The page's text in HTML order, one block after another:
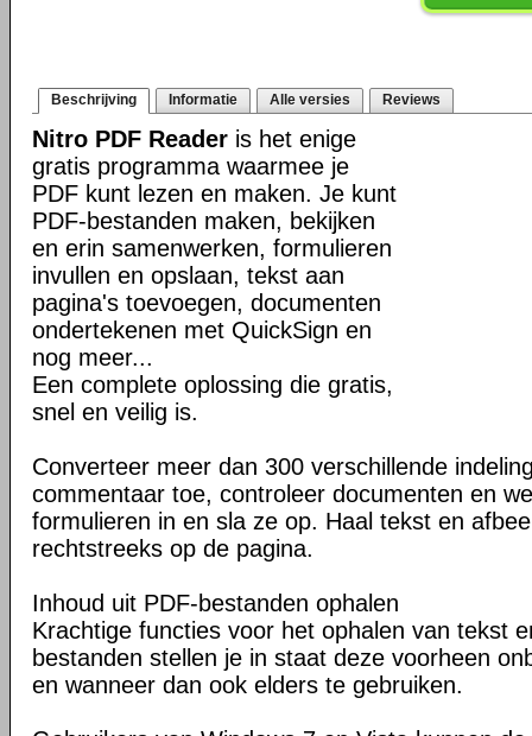
Beschrijving Informatie Alle versies Reviews
Nitro PDF Reader is het enige
gratis programma waarmee je
PDF kunt lezen en maken. Je kunt
PDF-bestanden maken, bekijken
en erin samenwerken, formulieren
invullen en opslaan, tekst aan
pagina's toevoegen, documenten
ondertekenen met QuickSign en
nog meer...
Een complete oplossing die gratis,
snel en veilig is.
Converteer meer dan 300 verschillende
commentaar toe, controleer documenten en
formulieren in en sla ze op. Haal tekst en
rechtstreeks op de pagina.
Inhoud uit PDF-bestanden ophalen
Krachtige functies voor het ophalen van tekst
bestanden stellen je in staat deze voorheen
en wanneer dan ook elders te gebruiken.